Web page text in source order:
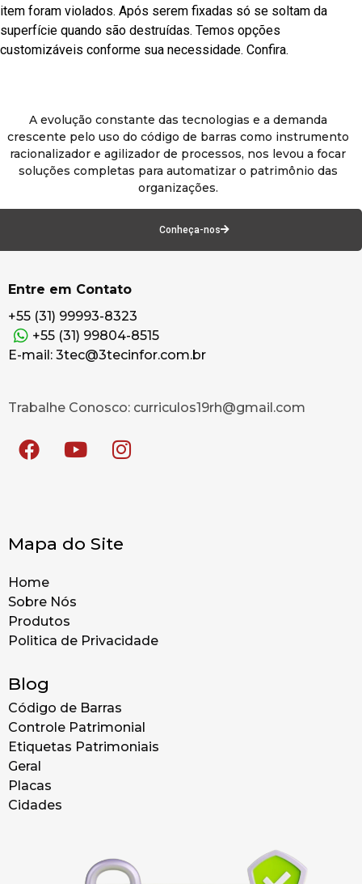
item foram violados. Após serem fixadas só se soltam da
superfície quando são destruídas. Temos opções
customizáveis conforme sua necessidade. Confira.
A evolução constante das tecnologias e a demanda
crescente pelo uso do código de barras como instrumento
racionalizador e agilizador de processos, nos levou a focar
soluções completas para automatizar o patrimônio das
organizações.
Conheça-nos
Entre em Contato
+55 (31) 99993-8323
+55 (31) 99804-8515
E-mail: 3tec@3tecinfor.com.br
Trabalhe Conosco: curriculos19rh@gmail.com
Mapa do Site
Home
Sobre Nós
Produtos
Politica de Privacidade
Blog
Código de Barras
Controle Patrimonial
Etiquetas Patrimoniais
Geral
Placas
Cidades